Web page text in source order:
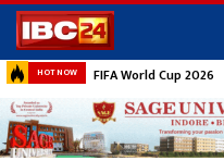
HOT NOW FIFA World Cup 2026